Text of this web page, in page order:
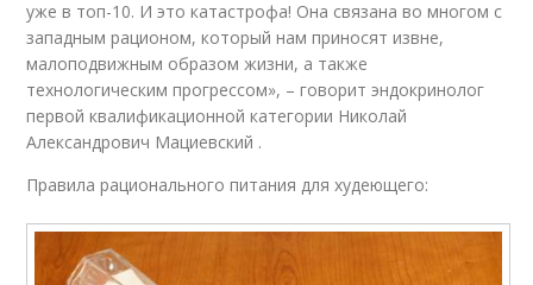
уже в топ-10. И это катастрофа! Она связана во многом с
западным рационом, который нам приносят извне,
малоподвижным образом жизни, а также
технологическим прогрессом», – говорит эндокринолог
первой квалификационной категории Николай
Александрович Мациевский .
Правила рационального питания для худеющего: